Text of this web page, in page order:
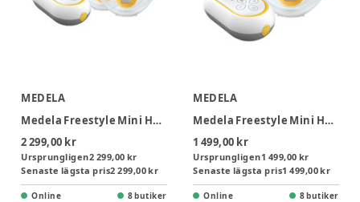
MEDELA
Medela Freestyle Mini Hands-free Dubbelbröstpump
2 299,00 kr
Ursprungligen2 299,00 kr
Senaste lägsta pris2 299,00 kr
Online 8 butiker
MEDELA
Medela Freestyle Mini Hands-free Enkelbröstpump
1 499,00 kr
Ursprungligen1 499,00 kr
Senaste lägsta pris1 499,00 kr
Online 8 butiker